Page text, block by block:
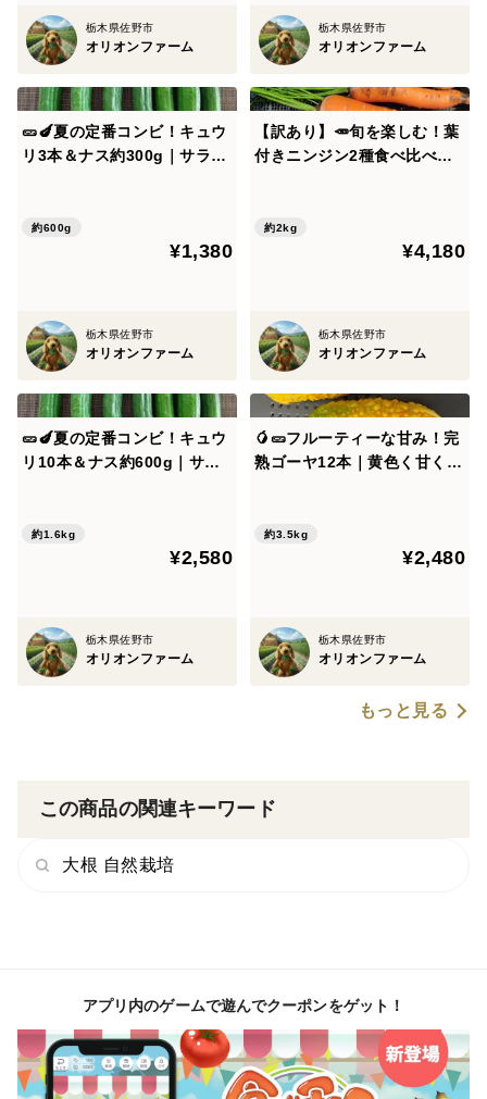
栃木県佐野市
オリオンファーム
栃木県佐野市
オリオンファーム
🥒🍆夏の定番コンビ！キュウ
リ3本＆ナス約300g｜サラダ
約600g
¥1,380
栃木県佐野市
オリオンファーム
【訳あり】🥕旬を楽しむ！葉
付きニンジン2種食べ比べセ
化成肥料不使用🥕
約2kg
¥4,180
栃木県佐野市
オリオンファーム
🥒🍆夏の定番コンビ！キュウ
リ10本＆ナス約600g｜サラ
🍆
約1.6kg
¥2,580
栃木県佐野市
オリオンファーム
🥭🥒フルーティーな甘み！完
熟ゴーヤ12本｜黄色く甘く育
成肥料不使用🥭🥒
約3.5kg
¥2,480
栃木県佐野市
オリオンファーム
もっと見る
この商品の関連キーワード
大根 自然栽培
アプリ内のゲームで遊んでクーポンをゲット！